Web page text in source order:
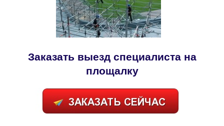
Заказать выезд специалиста на
площалку